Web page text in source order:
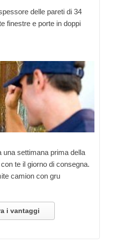
delle pareti di 34
finestre e porte in doppi
una settimana prima della
te il giorno di consegna.
camion con gru
i vantaggi